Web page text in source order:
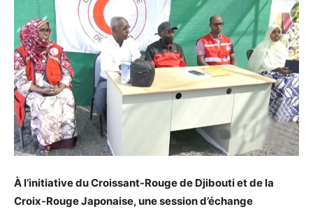
À l’initiative du Croissant-Rouge de Djibouti et de la
Croix-Rouge Japonaise, une session d’échange